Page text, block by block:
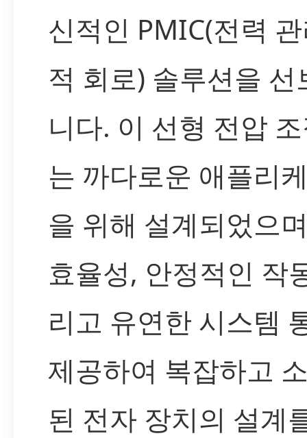
신적인 PMIC(전력
적 회로) 솔루션을 선
니다. 이 선형 전압
는 까다로운 애플리
을 위해 설계되었으
효율성, 안정적인 작
리고 유연한 시스템
제공하여 복잡하고
된 전자 장치의 설계